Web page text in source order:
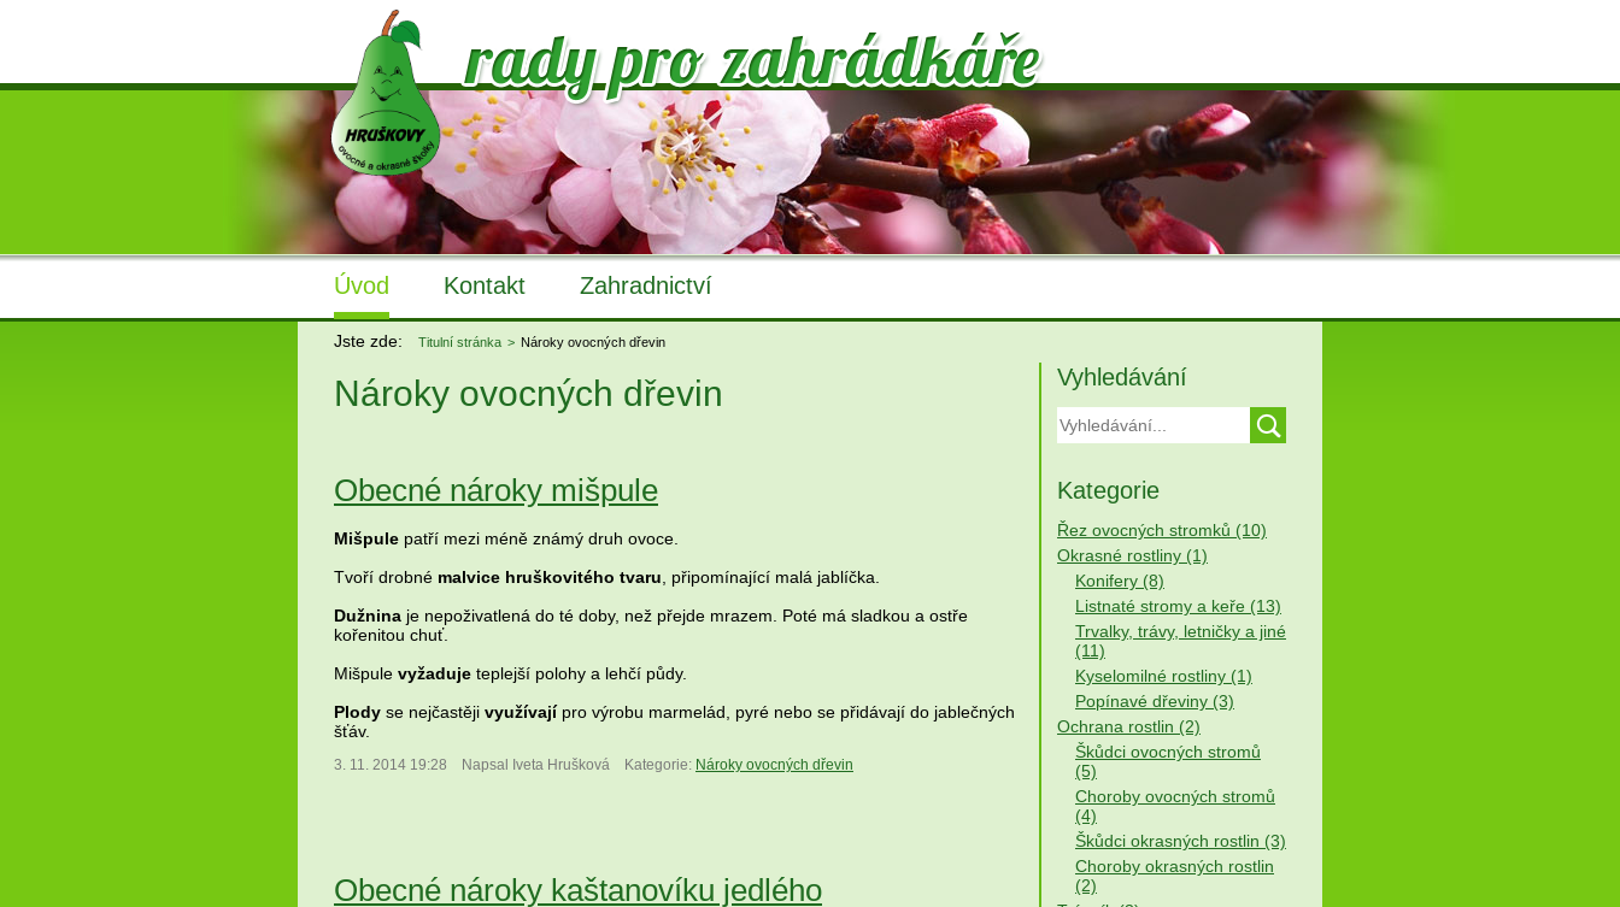
Nároky ovocných dřevin
Obecné nároky mišpule
Mišpule patří mezi méně známý druh ovoce.
Tvoří drobné malvice hruškovitého tvaru , připomínající malá jablíčka.
Dužnina je nepoživatlená do té doby, než přejde mrazem. Poté má sladkou a ostře
kořenitou chuť.
Mišpule vyžaduje teplejší polohy a lehčí půdy.
Plody se nejčastěji využívajípro výrobu marmelád, pyré nebo se přidávají do jablečných
šťáv.
3. 11. 2014 19:28 Napsal Iveta Hrušková Kategorie: Nároky ovocných dřevin
Obecné nároky kaštanovíku jedlého
Vyhledávání
Kategorie
Řez ovocných stromků (10)
Okrasné rostliny (1)
Konifery (8)
Listnaté stromy a keře (13)
Trvalky, trávy, letničky a jiné
(11)
Kyselomilné rostliny (1)
Popínavé dřeviny (3)
Ochrana rostlin (2)
Škůdci ovocných stromů
(5)
Choroby ovocných stromů
(4)
Škůdci okrasných rostlin (3)
Choroby okrasných rostlin
(2)
Jste zde: Titulní stránka Nároky ovocných dřevin
Úvod Kontakt Zahradnictví